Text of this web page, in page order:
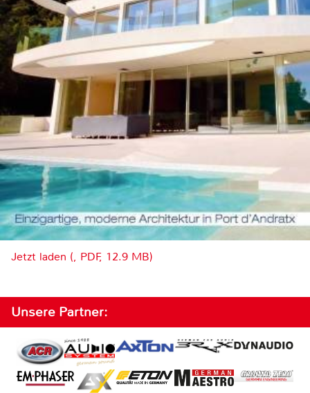
Jetzt laden (, PDF, 12.9 MB)
Unsere Partner: